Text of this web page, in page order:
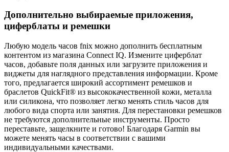
Дополнительно выбираемые приложения,
циферблаты и ремешки
Любую модель часов fnix можно дополнить бесплатным
контентом из магазина Connect IQ. Измените циферблат
часов, добавьте поля данных или загрузите приложения и
виджеты для наглядного представления информации. Кроме
того, предлагается широкий ассортимент ремешков и
браслетов QuickFit® из высококачественной кожи, металла
или силикона, что позволяет легко менять стиль часов для
любого вида спорта или занятия. Для перестановки ремешков
не требуются дополнительные инструменты. Просто
переставьте, защелкните и готово! Благодаря Garmin вы
можете менять часы в соответствии с вашими
индивидуальными качествами.